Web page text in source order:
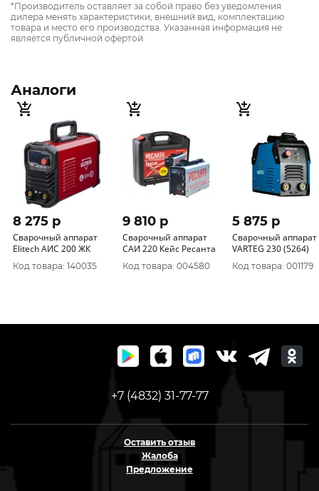
*Производитель оставляет за собой право без уведомления
дилера менять характеристики, внешний вид, комплектацию
товара и место его производства. Указанная информация не
является публичной офертой
Аналоги
8 275 p
Сварочный аппарат
Elitech АИС 200 ЖК
Код товара: 140035
9 810 p
Сварочный аппарат
САИ 220 Кейс Ресанта
Код товара: 004580
5 875 p
Сварочный аппарат
VARTEG 230 (5264)
Код товара: 001179
+7 (4832) 31-77-77
Оставить отзыв
Жалоба
Предложение